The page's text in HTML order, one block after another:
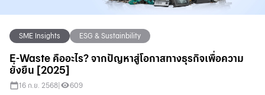
SME Insights ESG & Sustainbility
E-Waste คืออะไร? จากปัญหาสู่โอกาสทางธุรกิจเพื่อความ
ยั่งยืน [2025]
16 ก.ย. 2568 609